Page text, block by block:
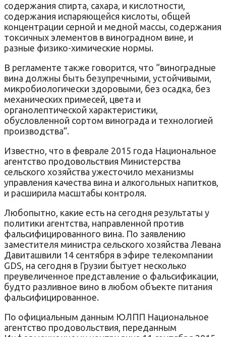
содержания спирта, сахара, и кислотности,
содержания испаряющейся кислоты, общей
концентрации серной и медной массы, содержания
токсичных элементов в виноградном вине, и
разные физико-химические нормы.
В регламенте также говорится, что “виноградные
вина должны быть безупречными, устойчивыми,
микробиологически здоровыми, без осадка, без
механических примесей, цвета и
органолептической характеристики,
обусловленной сортом винограда и технологией
производства”.
Известно, что в феврале 2015 года Национальное
агентство продовольствия Министерства
сельского хозяйства ужесточило механизмы
управления качества вина и алкогольных напитков,
и расширила масштабы контроля.
Любопытно, какие есть на сегодня результаты у
политики агентства, направленной против
фальсифицированного вина. По заявлению
заместителя министра сельского хозяйства Левана
Давиташвили 14 сентября в эфире телекомпании
GDS, на сегодня в Грузии бытует несколько
преувеличенное представление о фальсификации,
будто разливное вино в любом объекте питания
фальсифицированное.
По официальным данным ЮЛПП Национальное
агентство продовольствия, переданным